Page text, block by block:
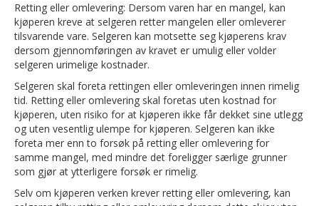
Retting eller omlevering: Dersom varen har en mangel, kan
kjøperen kreve at selgeren retter mangelen eller omleverer
tilsvarende vare. Selgeren kan motsette seg kjøperens krav
dersom gjennomføringen av kravet er umulig eller volder
selgeren urimelige kostnader.
Selgeren skal foreta rettingen eller omleveringen innen rimelig
tid. Retting eller omlevering skal foretas uten kostnad for
kjøperen, uten risiko for at kjøperen ikke får dekket sine utlegg
og uten vesentlig ulempe for kjøperen. Selgeren kan ikke
foreta mer enn to forsøk på retting eller omlevering for
samme mangel, med mindre det foreligger særlige grunner
som gjør at ytterligere forsøk er rimelig.
Selv om kjøperen verken krever retting eller omlevering, kan